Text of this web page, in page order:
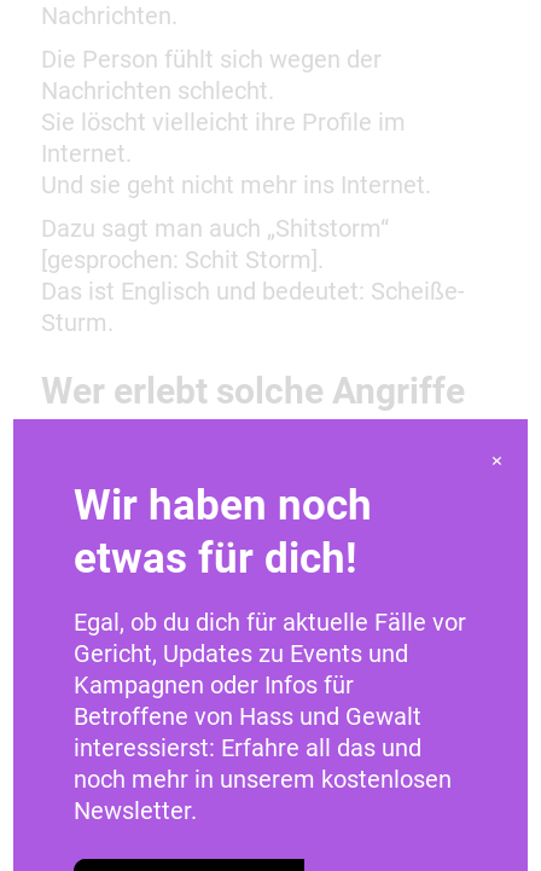
Nachrichten.
Die Person fühlt sich wegen der
Nachrichten schlecht.
Sie löscht vielleicht ihre Profile im
Internet.
Und sie geht nicht mehr ins Internet.
Dazu sagt man auch „Shitstorm“
[gesprochen: Schit Storm].
Das ist Englisch und bedeutet: Scheiße-
Sturm.
Wer erlebt solche Angriffe
Jede Person kann betroffen sein.
Manche Menschen erleben solche Angriffe
aber besonders oft.
Zum Beispiel:
Frauen
Menschen mit Behinderungen
Menschen mit dunkler Hautfarbe
Viele Betroffene sagen dadurch ihre
Wir haben noch
etwas für dich!
Egal, ob du dich für aktuelle Fälle vor
Gericht, Updates zu Events und
Kampagnen oder Infos für
Betroffene von Hass und Gewalt
interessierst: Erfahre all das und
noch mehr in unserem kostenlosen
Newsletter.
×